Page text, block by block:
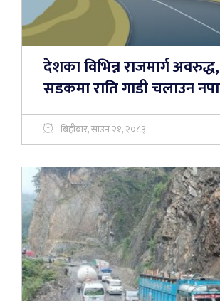
देशका विभिन्न राजमार्ग
सडकमा राति गाडी चलाउन
बिहीबार, साउन २१, २०८३